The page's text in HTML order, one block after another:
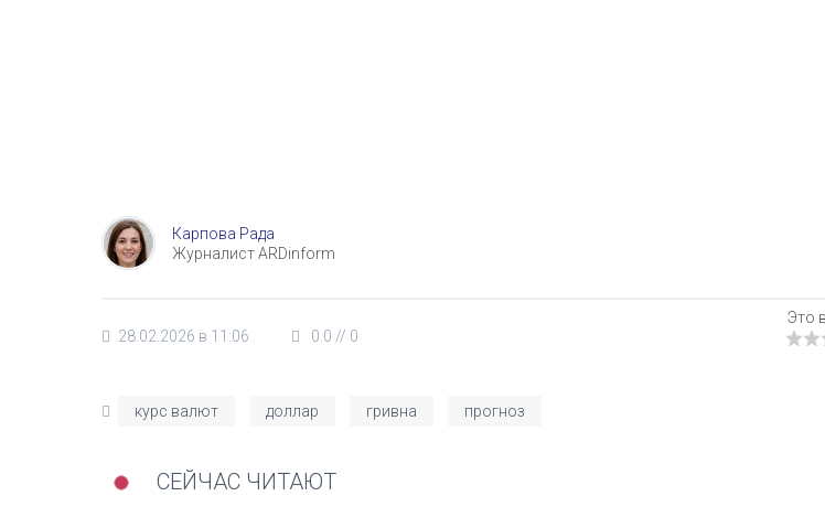
Карпова Рада
Журналист ARDinform
28.02.2026 в 11:06 0.0 // 0
курс валют доллар гривна прогноз
СЕЙЧАС ЧИТАЮТ